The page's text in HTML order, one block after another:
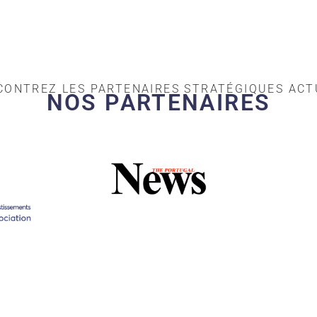
LES PARTENAIRES STRATÉGIQUES
NOS PARTENAIRES​